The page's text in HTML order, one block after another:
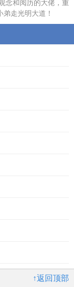
念和阅历的大佬，重
走光明大道！
↑返回顶部